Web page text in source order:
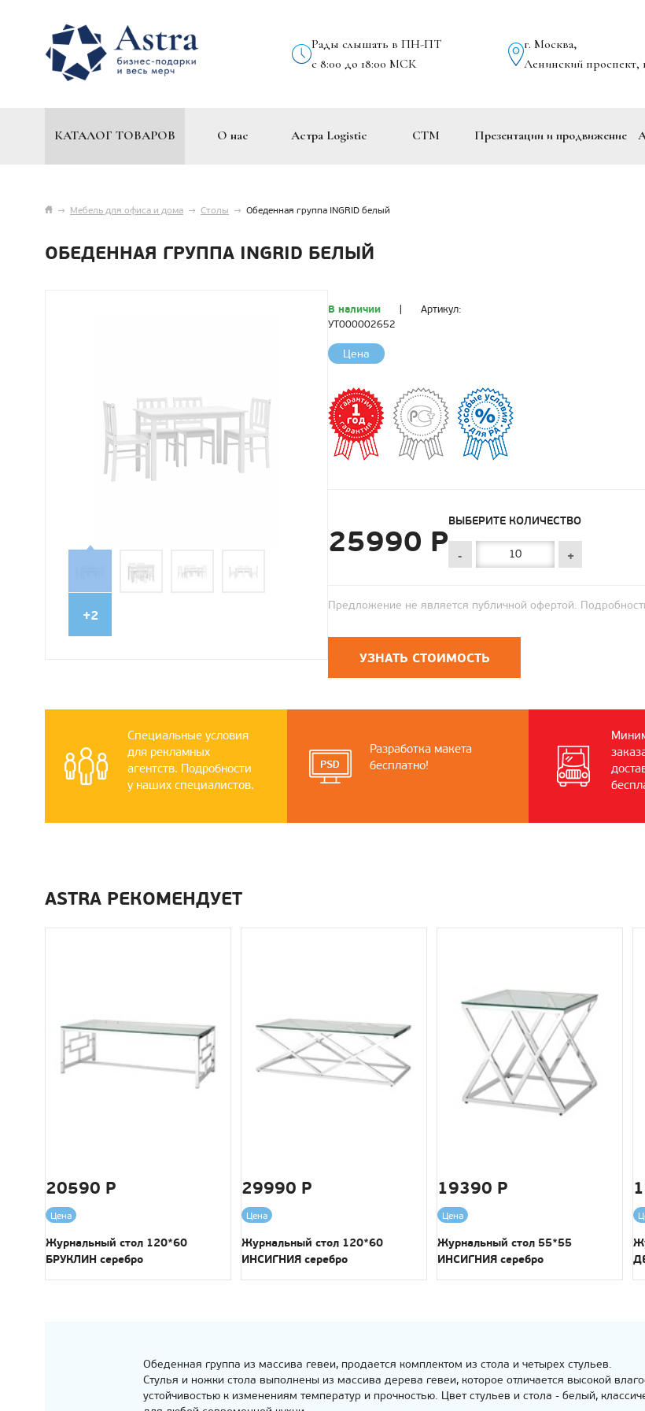
Рады слышать в ПН-ПТ
с 8:00 до 18:00 МСК
г. Москва,
Ленинский проспект,
КАТАЛОГ ТОВАРОВ О нас Астра Logistic СТМ Презентации и продвижение
→ Мебель для офиса и дома → Столы → Обеденная группа INGRID белый
ОБЕДЕННАЯ ГРУППА INGRID БЕЛЫЙ
+2
В наличии
Артикул:
УТ000002652
Цена
25990 Р
ВЫБЕРИТЕ КОЛИЧЕСТВО
- +
Предложение не является публичной офертой.
УЗНАТЬ СТОИМОСТЬ
Специальные условия
для рекламных
агентств. Подробности
у наших специалистов.
Разработка макета
бесплатно!
ASTRA РЕКОМЕНДУЕТ
20590 Р
Цена
Журнальный стол 120*60
БРУКЛИН серебро
29990 Р
Цена
Журнальный стол 120*60
ИНСИГНИЯ серебро
19390 Р
Цена
Журнальный стол 55*55
ИНСИГНИЯ серебро
Обеденная группа из массива гевеи, продается комплектом из стола и четырех стульев.
Стулья и ножки стола выполнены из массива дерева гевеи, которое отличается высокой
устойчивостью к изменениям температур и прочностью. Цвет стульев и стола - белый,